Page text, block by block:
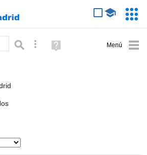
Búsqueda avanzada
Ayuda
(en